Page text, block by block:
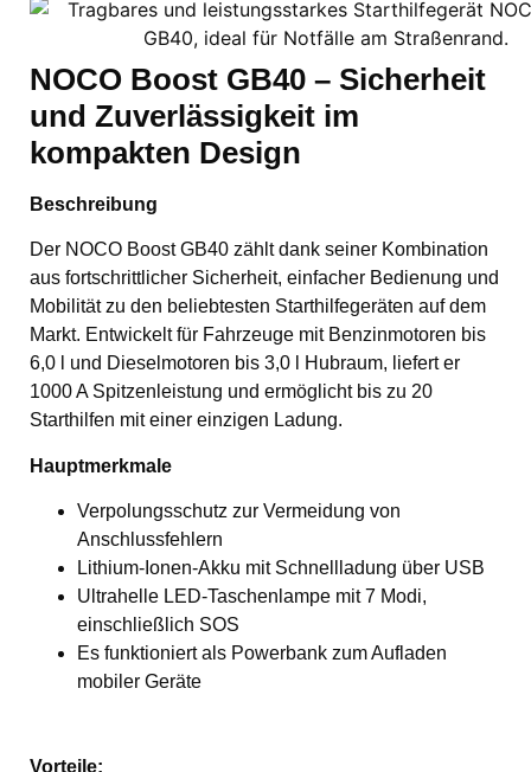
NOCO Boost GB40 – Sicherheit
und Zuverlässigkeit im
kompakten Design
Beschreibung
Der NOCO Boost GB40 zählt dank seiner Kombination
aus fortschrittlicher Sicherheit, einfacher Bedienung und
Mobilität zu den beliebtesten Starthilfegeräten auf dem
Markt. Entwickelt für Fahrzeuge mit Benzinmotoren bis
6,0 l und Dieselmotoren bis 3,0 l Hubraum, liefert er
1000 A Spitzenleistung und ermöglicht bis zu 20
Starthilfen mit einer einzigen Ladung.
Hauptmerkmale
Verpolungsschutz zur Vermeidung von
Anschlussfehlern
Lithium-Ionen-Akku mit Schnellladung über USB
Ultrahelle LED-Taschenlampe mit 7 Modi,
einschließlich SOS
Es funktioniert als Powerbank zum Aufladen
mobiler Geräte
Vorteile: